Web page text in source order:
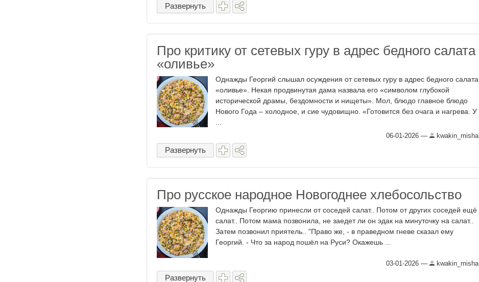
Развернуть
Про критику от сетевых гуру в адрес бедного салата
«оливье»
Однажды Георгий слышал осуждения от сетевых гуру в адрес бедного салата
«оливье». Некая продвинутая дама назвала его «символом глубокой
исторической драмы, бездомности и нищеты». Мол, блюдо главное блюдо
Нового Года – холодное, и сие чудовищно. «Готовится без очага и нагрева. У
06-01-2026 — kwakin_misha
Развернуть
Про русское народное Новогоднее хлебосольство
Однажды Георгию принесли от соседей салат.. Потом от других соседей ещё
салат.. Потом мама позвонила, не заедет ли он эдак на минуточку на салат..
Затем позвонил приятель.. "Право же, - в праведном гневе сказал ему
Георгий. - Что за народ пошёл на Руси? Окажешь ...
03-01-2026 — kwakin_misha
Развернуть